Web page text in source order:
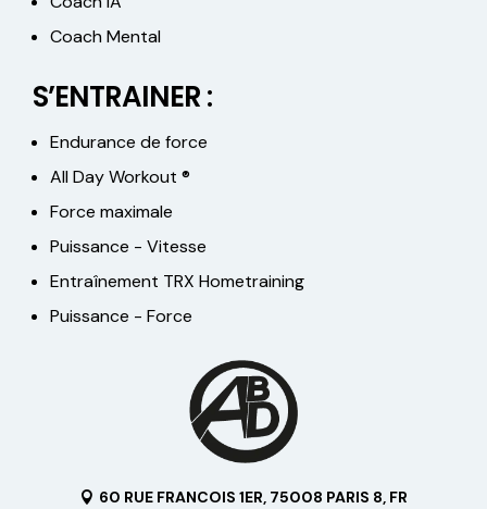
Coach Mental
S’ENTRAINER :
Endurance de force
All Day Workout ®
Force maximale
Puissance - Vitesse
Entraînement TRX Hometraining
Puissance - Force
60 RUE FRANCOIS 1ER, 75008 PARIS 8, FR